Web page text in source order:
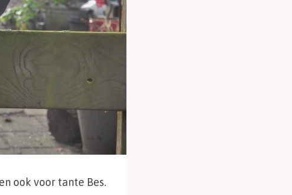
ook voor tante Bes.